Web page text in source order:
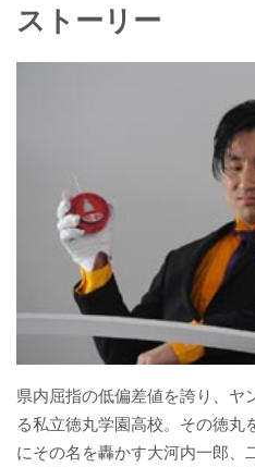
ストーリー
県内屈指の低偏差値を誇り、ヤ
る私立徳丸学園高校。その徳丸
にその名を轟かす大河内一郎、